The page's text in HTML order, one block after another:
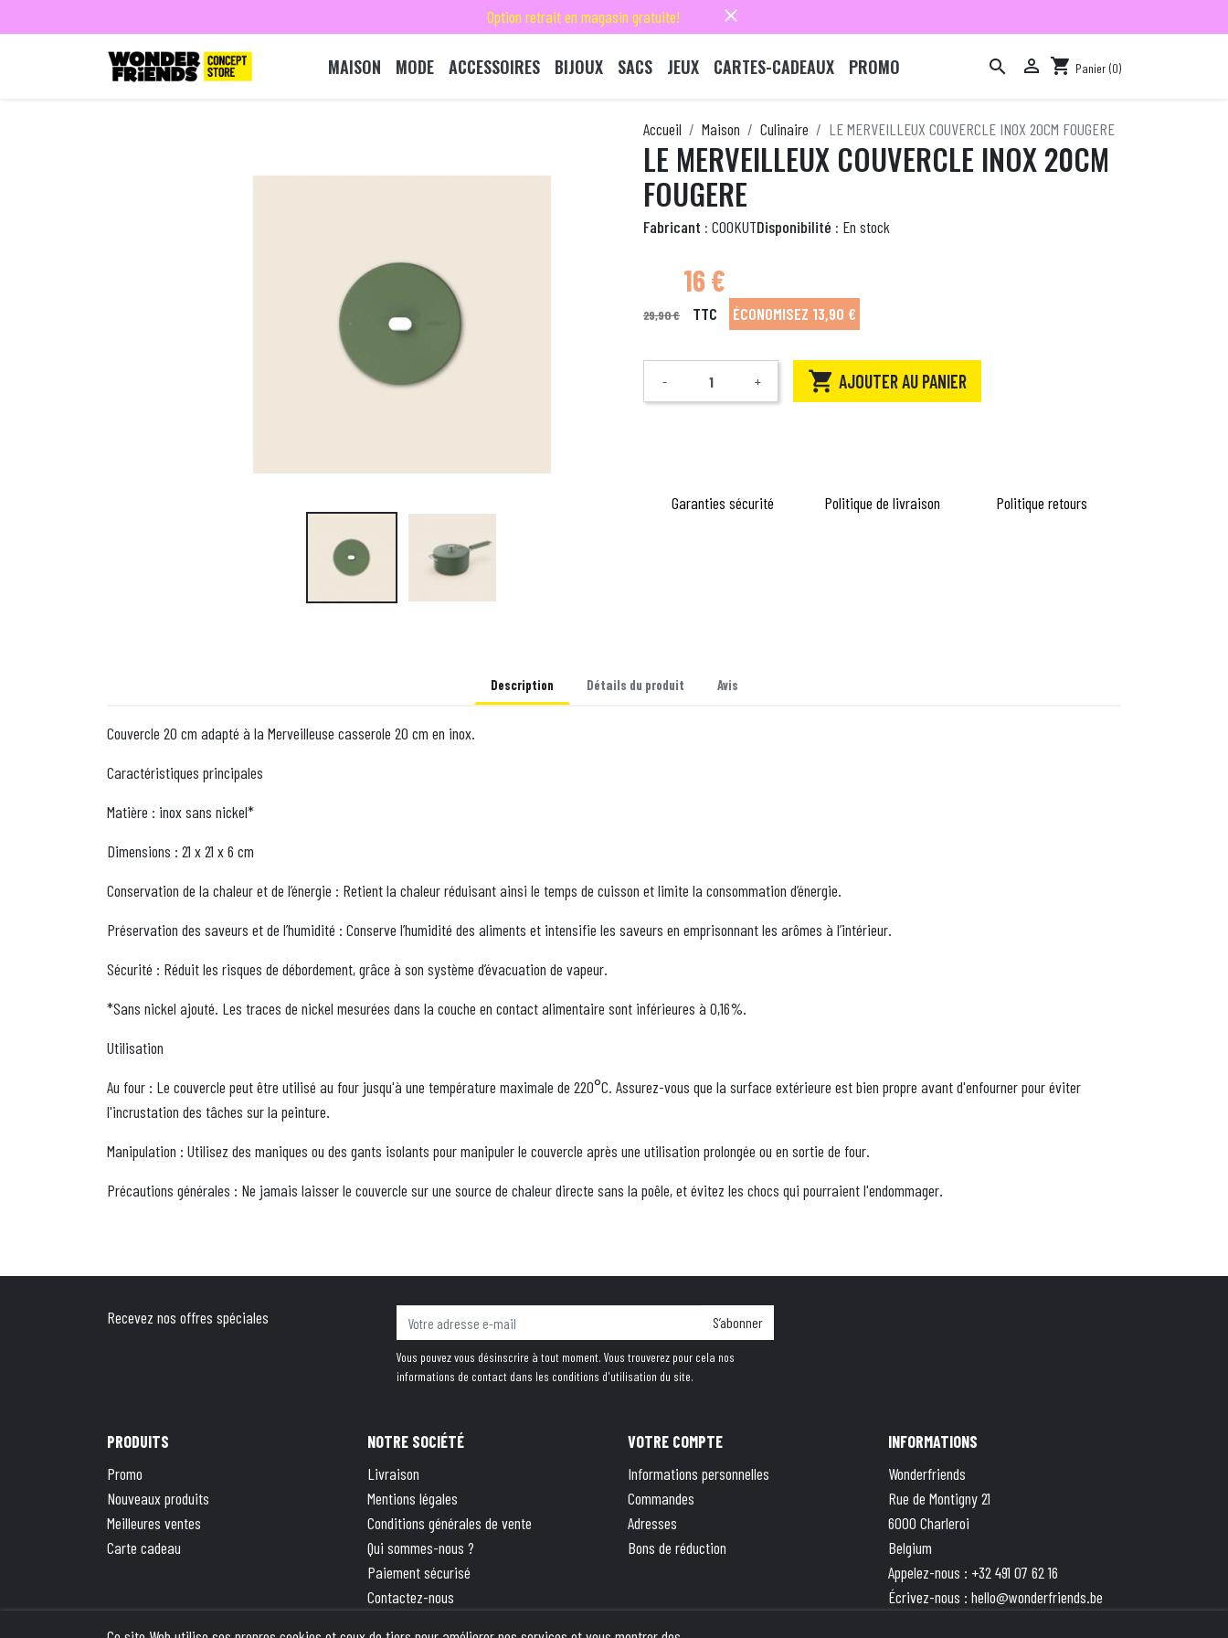
Option retrait en magasin gratuite! close
MAISON MODE ACCESSOIRES BIJOUX SACS JEUX CARTES-CADEAUX PROMO   shopping_cart Panier (0)
Accueil Maison Culinaire LE MERVEILLEUX COUVERCLE INOX 20CM FOUGERE
LE MERVEILLEUX COUVERCLE INOX 20CM
FOUGERE
Fabricant : COOKUTDisponibilité : En stock
29,90 €
16 €
TTC ÉCONOMISEZ 13,90 €
Quantité
- +  AJOUTER AU PANIER
Garanties sécurité Politique de livraison Politique retours
Description Détails du produit Avis
Couvercle 20 cm adapté à la Merveilleuse casserole 20 cm en inox.
Caractéristiques principales
Matière : inox sans nickel*
Dimensions : 21 x 21 x 6 cm
Conservation de la chaleur et de l’énergie : Retient la chaleur réduisant ainsi le temps de cuisson et limite la consommation d’énergie.
Préservation des saveurs et de l’humidité : Conserve l’humidité des aliments et intensifie les saveurs en emprisonnant les arômes à l’intérieur.
Sécurité : Réduit les risques de débordement, grâce à son système d’évacuation de vapeur.
*Sans nickel ajouté. Les traces de nickel mesurées dans la couche en contact alimentaire sont inférieures à 0,16%.
Utilisation
Au four : Le couvercle peut être utilisé au four jusqu'à une température maximale de 220°C. Assurez-vous que la surface extérieure est bien propre avant d'enfourner pour éviter
l'incrustation des tâches sur la peinture.
Manipulation : Utilisez des maniques ou des gants isolants pour manipuler le couvercle après une utilisation prolongée ou en sortie de four.
Précautions générales : Ne jamais laisser le couvercle sur une source de chaleur directe sans la poêle, et évitez les chocs qui pourraient l'endommager.
Recevez nos offres spéciales S’abonner
Vous pouvez vous désinscrire à tout moment. Vous trouverez pour cela nos
informations de contact dans les conditions d'utilisation du site.
PRODUITS
Promo
Nouveaux produits
Meilleures ventes
Carte cadeau
NOTRE SOCIÉTÉ
Livraison
Mentions légales
Conditions générales de vente
Qui sommes-nous ?
Paiement sécurisé
Contactez-nous
VOTRE COMPTE
Informations personnelles
Commandes
Adresses
Bons de réduction
INFORMATIONS
Wonderfriends
Rue de Montigny 21
6000 Charleroi
Belgium
Appelez-nous : +32 491 07 62 16
Écrivez-nous : hello@wonderfriends.be